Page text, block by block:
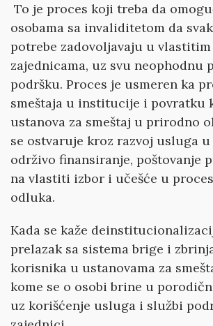
To je proces koji treba da
osobama sa invaliditetom da
potrebe zadovoljavaju u
zajednicama, uz svu neophodnu
podršku. Proces je usmeren ka
smeštaja u institucije i povratku
ustanova za smeštaj u prirodno
se ostvaruje kroz razvoj usluga
održivo finansiranje, poštovanje
na vlastiti izbor i učešće u
odluka.
Kada se kaže
prelazak sa sistema brige i
korisnika u ustanovama za
kome se o osobi brine u
uz korišćenje usluga i službi